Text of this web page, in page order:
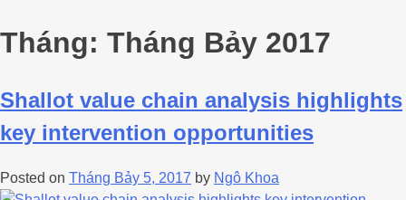
Tháng: Tháng Bảy 2017
Shallot value chain analysis highlights
key intervention opportunities
Posted on Tháng Bảy 5, 2017 by Ngô Khoa